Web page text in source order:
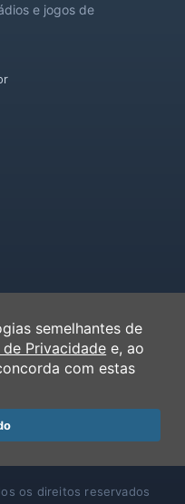
e jogos de
os direitos reservados
semelhantes de
Privacidade e, ao
com estas